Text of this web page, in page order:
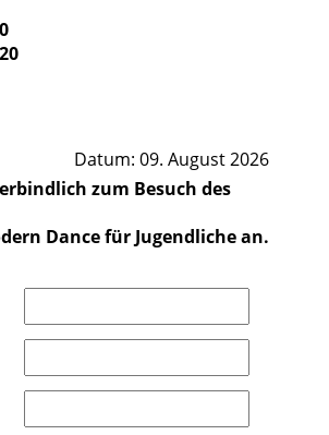
Datum: 09. August 2026
zum Besuch des
Dance für Jugendliche an.